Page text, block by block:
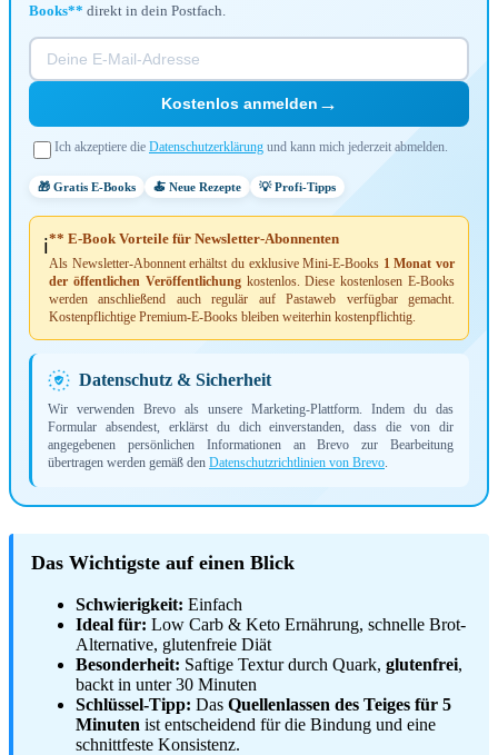
Books** direkt in dein Postfach.
Kostenlos anmelden →
Ich akzeptiere die Datenschutzerklärung und kann mich jederzeit abmelden.
🎁 Gratis E-Books 🍝 Neue Rezepte 💡 Profi-Tipps
ℹ️** E-Book Vorteile für Newsletter-Abonnenten
Als Newsletter-Abonnent erhältst du exklusive Mini-E-Books 1 Monat vor
der öffentlichen Veröffentlichungkostenlos. Diese kostenlosen E-Books
werden anschließend auch regulär auf Pastaweb verfügbar gemacht.
Kostenpflichtige Premium-E-Books bleiben weiterhin kostenpflichtig.
Datenschutz & Sicherheit
Wir verwenden Brevo als unsere Marketing-Plattform. Indem du das
Formular absendest, erklärst du dich einverstanden, dass die von dir
angegebenen persönlichen Informationen an Brevo zur Bearbeitung
übertragen werden gemäß den Datenschutzrichtlinien von Brevo.
Das Wichtigste auf einen Blick
Schwierigkeit: Einfach
Ideal für: Low Carb & Keto Ernährung, schnelle Brot-
Alternative, glutenfreie Diät
Besonderheit: Saftige Textur durch Quark, glutenfrei,
backt in unter 30 Minuten
Schlüssel-Tipp: Das Quellenlassen des Teiges für 5
Minuten ist entscheidend für die Bindung und eine
schnittfeste Konsistenz.